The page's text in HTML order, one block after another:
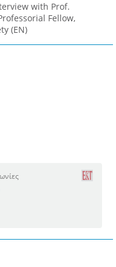
with Prof.
Fellow,
(EN)